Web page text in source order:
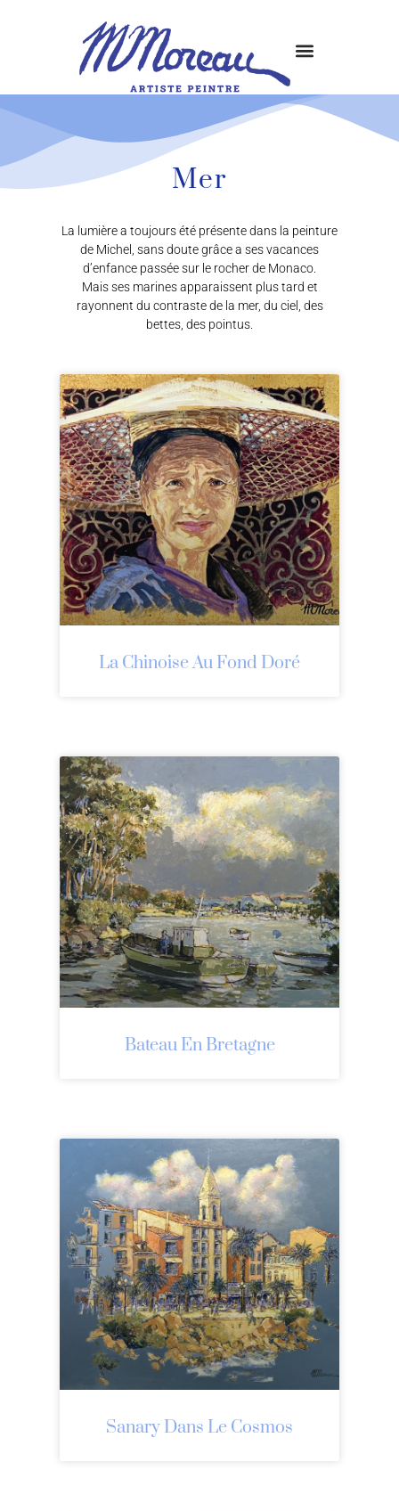
Mer
La lumière a toujours été présente dans la peinture
de Michel, sans doute grâce a ses vacances
d’enfance passée sur le rocher de Monaco.
Mais ses marines apparaissent plus tard et
rayonnent du contraste de la mer, du ciel, des
bettes, des pointus.
La Chinoise Au Fond Doré
Bateau En Bretagne
Sanary Dans Le Cosmos